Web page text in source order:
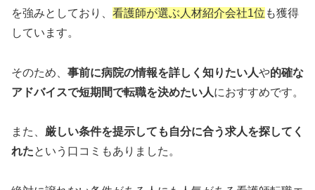
を強みとしており、 看護師が選ぶ人材紹介会社1位 も獲得
しています。
そのため、 事前に病院の情報を詳しく知りたい人や的確な
アドバイスで短期間で転職を決めたい人におすすめです。
また、 厳しい条件を提示しても自分に合う求人を探してく
れたという口コミもありました。